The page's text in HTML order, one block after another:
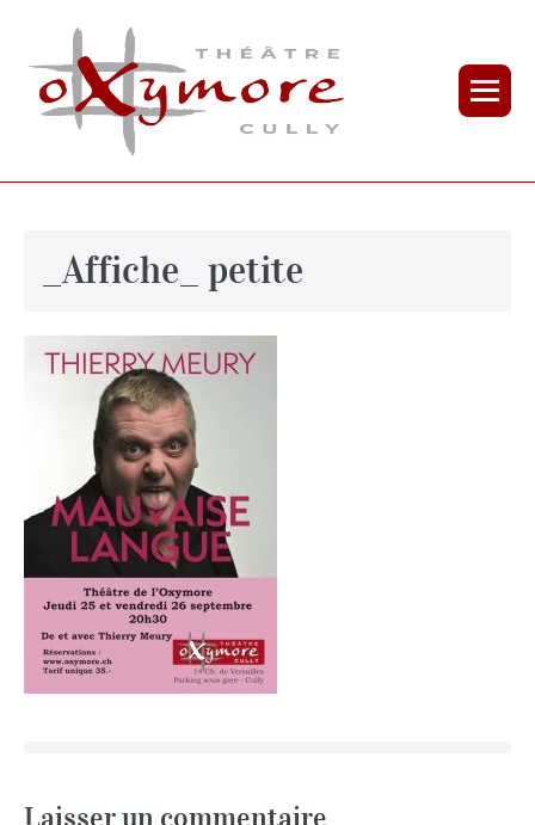
_Affiche_ petite
Laisser un commentaire